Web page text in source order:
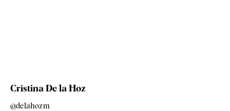
Cristina De la Hoz
@delahozm